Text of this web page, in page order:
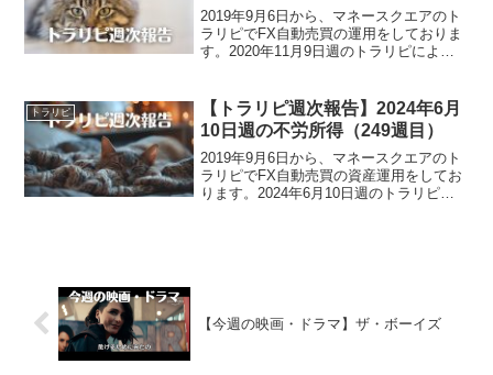
2019年9月6日から、マネースクエアのト
ラリピでFX自動売買の運用をしておりま
す。2020年11月9日週のトラリピによる
益：1,707,242円・評価損益：-2...
トラリピ
【トラリピ週次報告】2024年6月
10日週の不労所得（249週目）
2019年9月6日から、マネースクエアのト
ラリピでFX自動売買の資産運用をしてお
ります。2024年6月10日週のトラリピに
【今週の映画・ドラマ】ザ・ボーイズ